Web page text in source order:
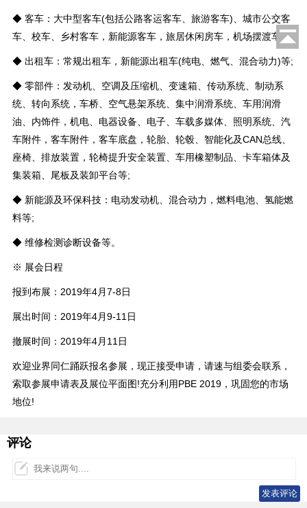
◆ 客车：大中型客车(包括公路客运客车、旅游客车)、城市公交客
车、校车、乡村客车，新能源客车，旅居休闲房车，机场摆渡车等;
◆ 出租车：常规出租车，新能源出租车(纯电、燃气、混合动力)等;
◆ 零部件：发动机、空调及压缩机、变速箱、传动系统、制动系
统、转向系统，车桥、空气悬架系统、集中润滑系统、车用润滑
油、内饰件，机电、电器设备、电子、车载多媒体、照明系统、汽
车附件，客车附件，客车底盘，轮胎、轮毂、智能化及CAN总线、
座椅、排放装置，轮椅提升安全装置、车用橡塑制品、卡车箱体及
集装箱、尾板及装卸平台等;
◆ 新能源及环保科技：电动发动机、混合动力，燃料电池、氢能燃
料等;
◆ 维修检测诊断设备等。
※ 展会日程
报到布展：2019年4月7-8日
展出时间：2019年4月9-11日
撤展时间：2019年4月11日
欢迎业界同仁踊跃报名参展，现正接受申请，请速与组委会联系，
索取参展申请表及展位平面图!充分利用PBE 2019，巩固您的市场
地位!
评论